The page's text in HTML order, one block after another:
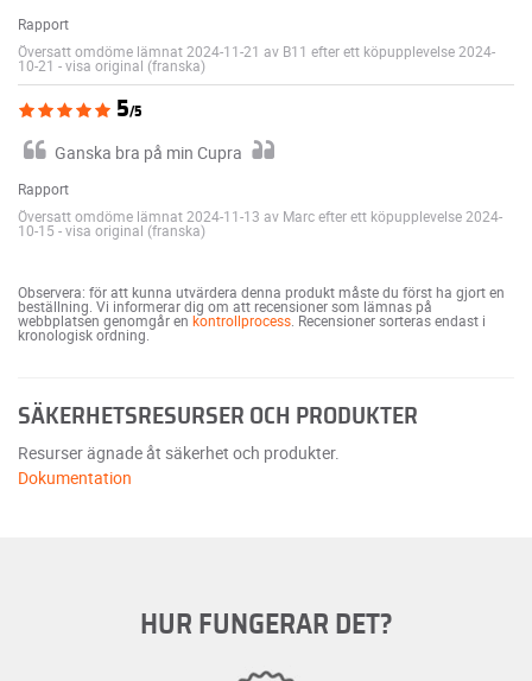
Rapport
Översatt omdöme lämnat 2024-11-21 av B11 efter ett köpupplevelse 2024-
10-21 -visa original (franska)
5/5
Ganska bra på min Cupra
Rapport
Översatt omdöme lämnat 2024-11-13 av Marc efter ett köpupplevelse 2024-
10-15 -visa original (franska)
Observera: för att kunna utvärdera denna produkt måste du först ha gjort en
beställning. Vi informerar dig om att recensioner som lämnas på
webbplatsen genomgår en kontrollprocess . Recensioner sorteras endast i
kronologisk ordning.
SÄKERHETSRESURSER OCH PRODUKTER
Resurser ägnade åt säkerhet och produkter.
Dokumentation
HUR FUNGERAR DET?